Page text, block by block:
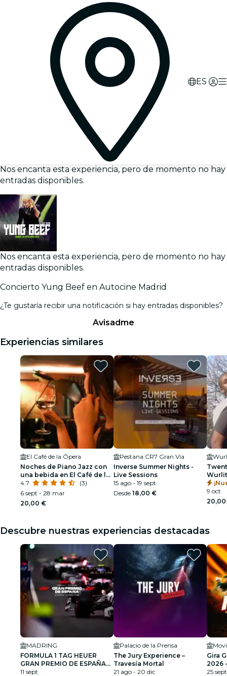
ES
Nos encanta esta experiencia, pero de momento no hay
entradas disponibles.
Nos encanta esta experiencia, pero de momento no hay
entradas disponibles.
Concierto Yung Beef en Autocine Madrid
¿Te gustaría recibir una notificación si hay entradas disponibles?
Avisadme
Experiencias similares
El Café de la Ópera
Noches de Piano Jazz con
una bebida en El Café de la
Ópera
4.7
(3)
6 sept - 28 mar
20,00 €
Pestana CR7 Gran Vía
Inverse Summer Nights -
Live Sessions
15 ago - 19 sept
Desde 18,00 €
2026
9 oct
Descubre nuestras experiencias destacadas
MADRING
FORMULA 1 TAG HEUER
GRAN PREMIO DE ESPAÑA
2026
11 sept
Palacio de la Prensa
The Jury Experience –
Travesía Mortal
21 ago - 20 dic
Gira
2026
25 sept